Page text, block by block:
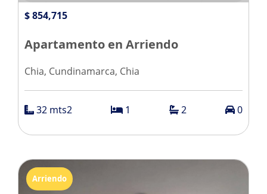
$ 854,715
Apartamento en Arriendo
Chia, Cundinamarca, Chia
32 mts2 1 2 0
Arriendo